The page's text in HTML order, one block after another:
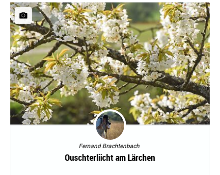
Fernand Brachtenbach
Ouschterliicht am Lärchen